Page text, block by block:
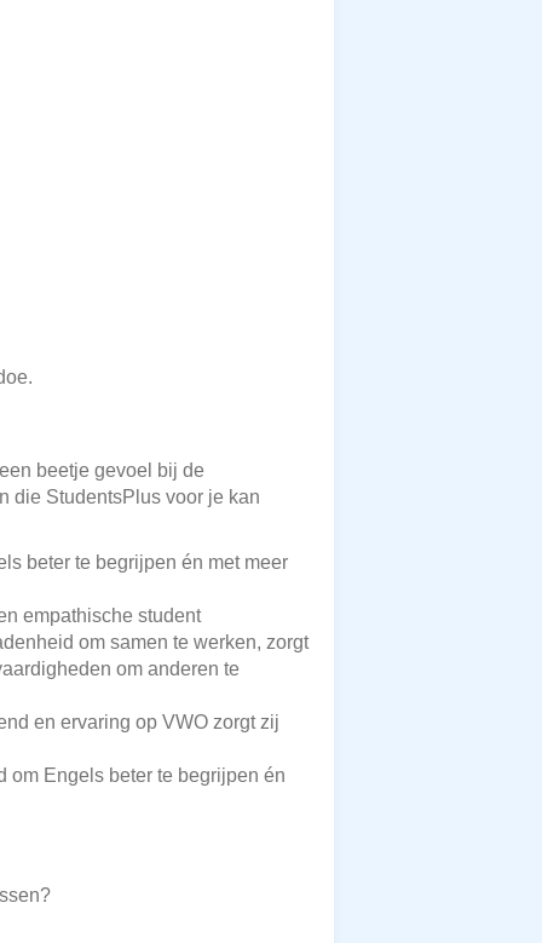
beetje gevoel bij de
die StudentsPlus voor je kan
beter te begrijpen én met meer
empathische student
om samen te werken, zorgt
om anderen te
en ervaring op VWO zorgt zij
om Engels beter te begrijpen én